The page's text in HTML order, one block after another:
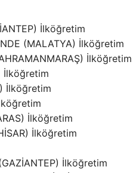
İlköğretim
(MALATYA) İlköğretim
İlköğretim
İlköğretim
İlköğretim
İlköğretim
İlköğretim
İlköğretim